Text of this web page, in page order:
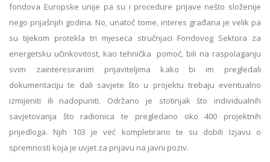
fondova Europske unije pa su i procedure prijave nešto složenije
nego prijašnjih godina. No, unatoč tome, interes građana je velik pa
su tijekom protekla tri mjeseca stručnjaci Fondovog Sektora za
energetsku učinkovitost, kao tehnička pomoć, bili na raspolaganju
svim zainteresiranim prijaviteljima kako bi im pregledali
dokumentaciju te dali savjete što u projektu trebaju eventualno
izmijeniti ili nadopuniti. Održano je stotinjak što individualnih
savjetovanja što radionica te pregledano oko 400 projektnih
prijedloga. Njih 103 je već kompletirano te su dobili Izjavu o
spremnosti koja je uvjet za prijavu na javni poziv.